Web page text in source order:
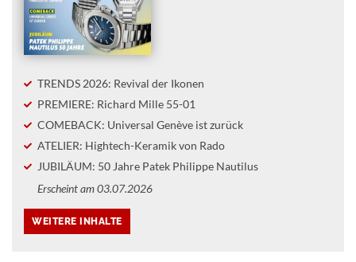
TRENDS 2026: Revival der Ikonen
PREMIERE: Richard Mille 55-01
COMEBACK: Universal Genève ist zurück
ATELIER: Hightech-Keramik von Rado
JUBILÄUM: 50 Jahre Patek Philippe Nautilus
Erscheint am 03.07.2026